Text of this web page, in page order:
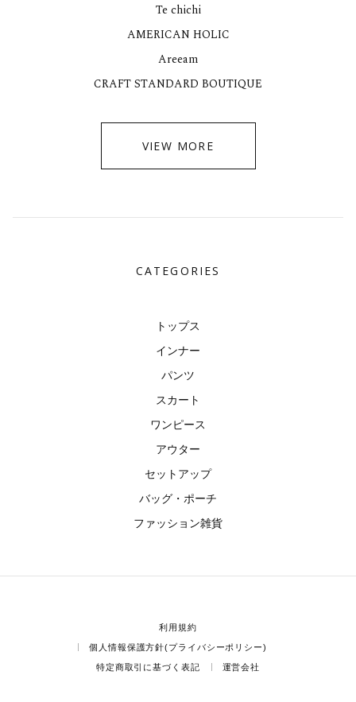
Te chichi
AMERICAN HOLIC
Areeam
CRAFT STANDARD BOUTIQUE
VIEW MORE
CATEGORIES
トップス
インナー
パンツ
スカート
ワンピース
アウター
セットアップ
バッグ・ポーチ
ファッション雑貨
利用規約
個人情報保護方針(プライバシーポリシー)
特定商取引に基づく表記 運営会社